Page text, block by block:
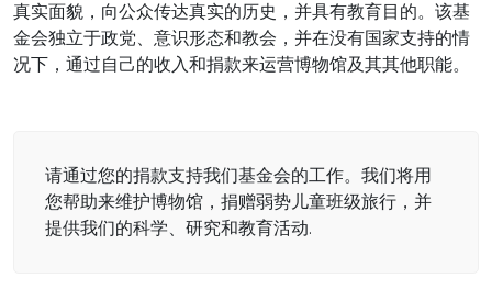
真实面貌，向公众传达真实的历史，并具有教育目的。该基
金会独立于政党、意识形态和教会，并在没有国家支持的情
况下，通过自己的收入和捐款来运营博物馆及其其他职能。
请通过您的捐款支持我们基金会的工作。我们将用
您帮助来维护博物馆，捐赠弱势儿童班级旅行，并
提供我们的科学、研究和教育活动.